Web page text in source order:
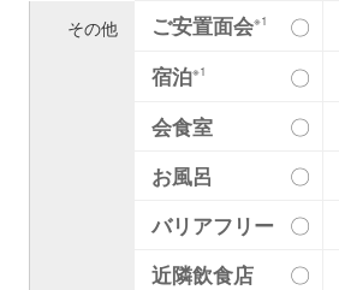
その他 ご安置面会※1 〇
宿泊※1 〇
会食室
〇
お風呂
〇
バリアフリー 〇
近隣飲食店
〇